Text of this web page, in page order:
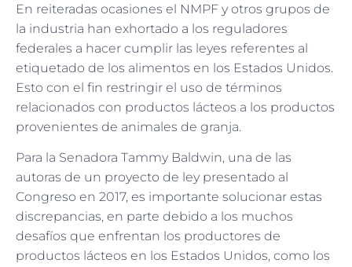
En reiteradas ocasiones el NMPF y otros grupos de
la industria han exhortado a los reguladores
federales a hacer cumplir las leyes referentes al
etiquetado de los alimentos en los Estados Unidos.
Esto con el fin restringir el uso de términos
relacionados con productos lácteos a los productos
provenientes de animales de granja.
Para la Senadora Tammy Baldwin, una de las
autoras de un proyecto de ley presentado al
Congreso en 2017, es importante solucionar estas
discrepancias, en parte debido a los muchos
desafíos que enfrentan los productores de
productos lácteos en los Estados Unidos, como los